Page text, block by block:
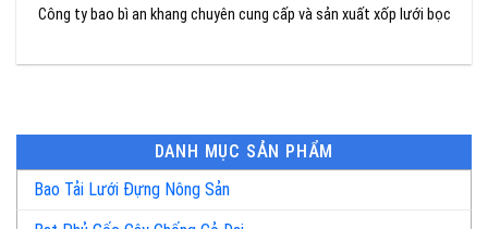
Công ty bao bì an khang chuyên cung cấp và sản xuất xốp lưới bọc
DANH MỤC SẢN PHẨM
Bao Tải Lưới Đựng Nông Sản